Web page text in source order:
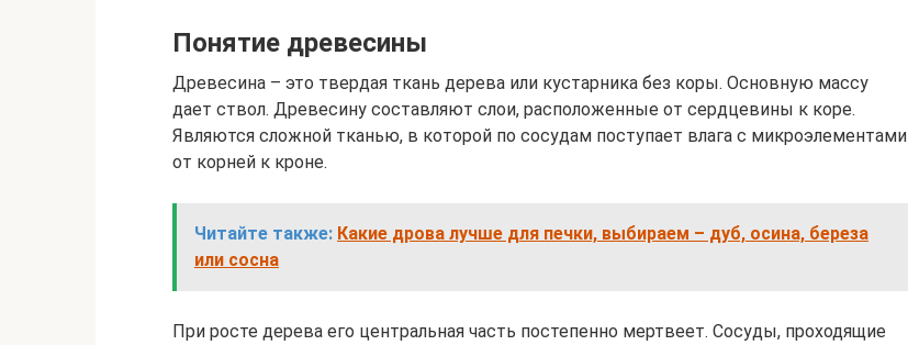
Понятие древесины
Древесина – это твердая ткань дерева или кустарника без коры. Основную массу
дает ствол. Древесину составляют слои, расположенные от сердцевины к коре.
Являются сложной тканью, в которой по сосудам поступает влага с микроэлементами
от корней к кроне.
Читайте также: Какие дрова лучше для печки, выбираем – дуб, осина, береза
или сосна
При росте дерева его центральная часть постепенно мертвеет. Сосуды, проходящие